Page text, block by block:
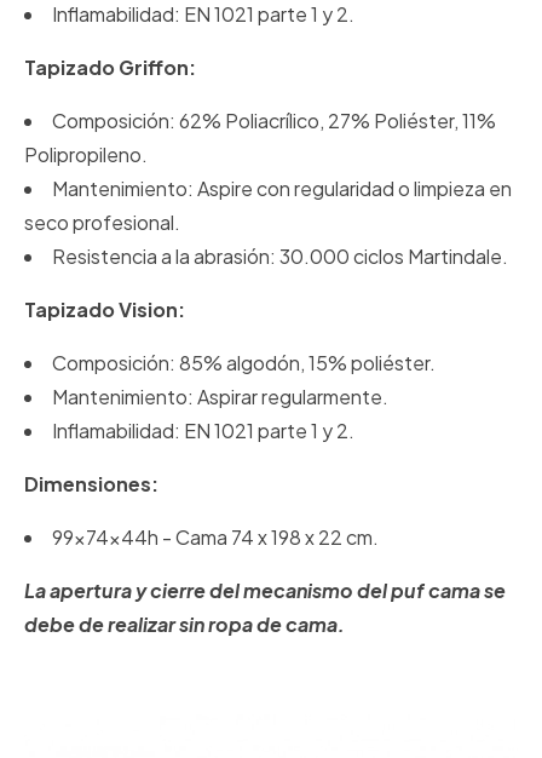
Inflamabilidad: EN 1021 parte 1 y 2.
Tapizado Griffon:
Composición: 62% Poliacrílico, 27% Poliéster, 11%
Polipropileno.
Mantenimiento: Aspire con regularidad o limpieza en
seco profesional.
Resistencia a la abrasión: 30.000 ciclos Martindale.
Tapizado Vision:
Composición: 85% algodón, 15% poliéster.
Mantenimiento: Aspirar regularmente.
Inflamabilidad: EN 1021 parte 1 y 2.
Dimensiones:
99x74x44h - Cama 74 x 198 x 22 cm.
La apertura y cierre del mecanismo del puf cama se
debe de realizar sin ropa de cama.